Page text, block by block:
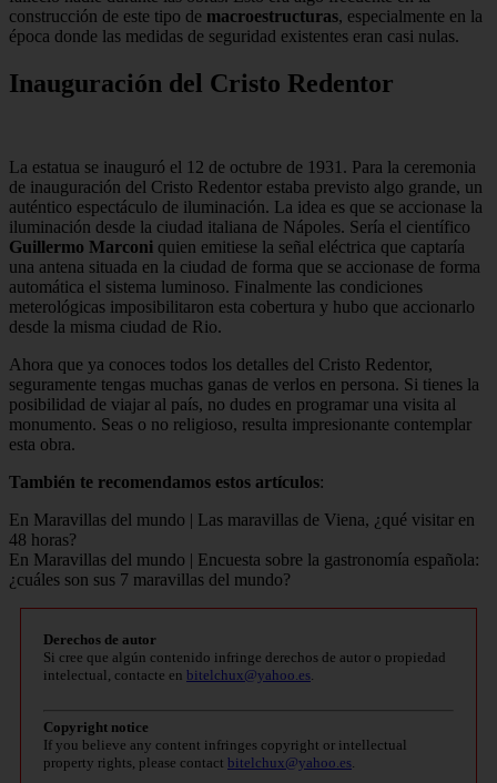
construcción de este tipo de macroestructuras, especialmente en la
época donde las medidas de seguridad existentes eran casi nulas.
Inauguración del Cristo Redentor
La estatua se inauguró el 12 de octubre de 1931. Para la ceremonia
de inauguración del Cristo Redentor estaba previsto algo grande, un
auténtico espectáculo de iluminación. La idea es que se accionase la
iluminación desde la ciudad italiana de Nápoles. Sería el científico
Guillermo Marconi quien emitiese la señal eléctrica que captaría
una antena situada en la ciudad de forma que se accionase de forma
automática el sistema luminoso. Finalmente las condiciones
meterológicas imposibilitaron esta cobertura y hubo que accionarlo
desde la misma ciudad de Rio.
Ahora que ya conoces todos los detalles del Cristo Redentor,
seguramente tengas muchas ganas de verlos en persona. Si tienes la
posibilidad de viajar al país, no dudes en programar una visita al
monumento. Seas o no religioso, resulta impresionante contemplar
esta obra.
También te recomendamos estos artículos:
En Maravillas del mundo | Las maravillas de Viena, ¿qué visitar en
48 horas?
En Maravillas del mundo | Encuesta sobre la gastronomía española:
¿cuáles son sus 7 maravillas del mundo?
Derechos de autor
Si cree que algún contenido infringe derechos de autor o propiedad
intelectual, contacte en bitelchux@yahoo.es.
Copyright notice
If you believe any content infringes copyright or intellectual
property rights, please contact bitelchux@yahoo.es.